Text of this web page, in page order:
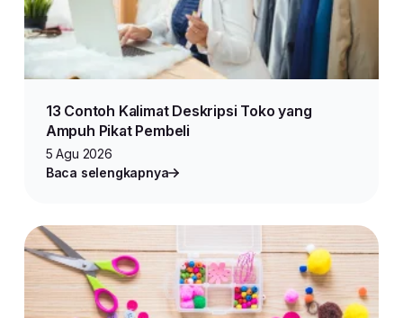
13 Contoh Kalimat Deskripsi Toko yang
Ampuh Pikat Pembeli
5 Agu 2026
Baca selengkapnya